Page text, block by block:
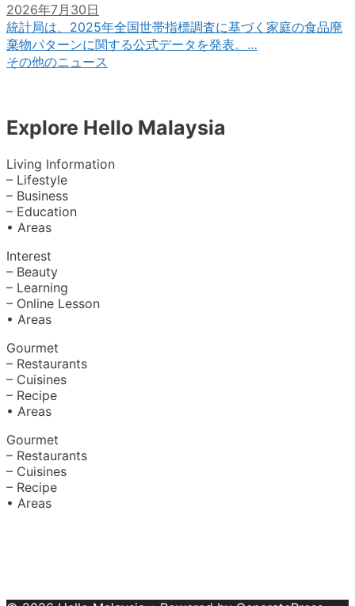
2026年7月30日
統計局は、2025年全国世帯指標調査に基づく家庭の食品廃
棄物パターンに関する公式データを発表。…
その他のニュース
Explore Hello Malaysia
Living Information
– Lifestyle
– Business
– Education
• Areas
Interest
– Beauty
– Learning
– Online Lesson
• Areas
Gourmet
– Restaurants
– Cuisines
– Recipe
• Areas
Gourmet
– Restaurants
– Cuisines
– Recipe
• Areas